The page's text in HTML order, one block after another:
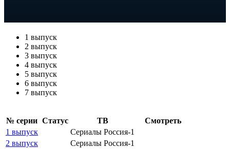
1 выпуск
2 выпуск
3 выпуск
4 выпуск
5 выпуск
6 выпуск
7 выпуск
№ се­рии Ста­тус ТВ
Смот­реть
1 выпуск
Сериалы Россия-1
2 выпуск
Сериалы Россия-1